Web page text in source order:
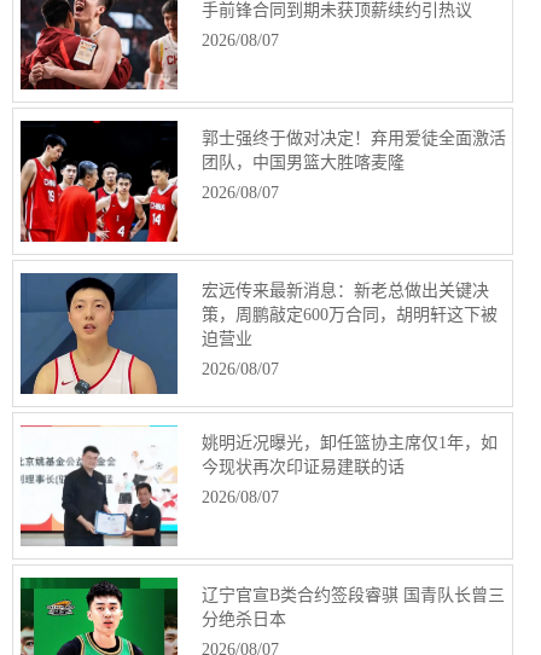
手前锋合同到期未获顶薪续约引热议
2026/08/07
郭士强终于做对决定！弃用爱徒全面激活
团队，中国男篮大胜喀麦隆
2026/08/07
宏远传来最新消息：新老总做出关键决
策，周鹏敲定600万合同，胡明轩这下被
迫营业
2026/08/07
姚明近况曝光，卸任篮协主席仅1年，如
今现状再次印证易建联的话
2026/08/07
辽宁官宣B类合约签段睿骐 国青队长曾三
分绝杀日本
2026/08/07